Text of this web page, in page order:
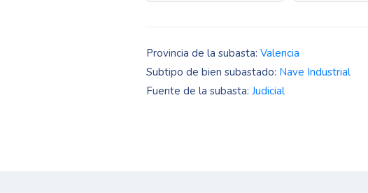
Provincia de la subasta: Valencia
Subtipo de bien subastado: Nave Industrial
Fuente de la subasta: Judicial